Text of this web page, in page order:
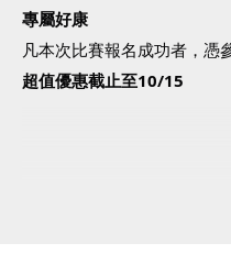
專屬好康
凡本次比賽報名成功者，憑
超值優惠截止至10/15